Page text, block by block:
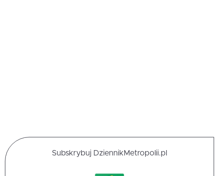
Subskrybuj DziennikMetropolii.pl